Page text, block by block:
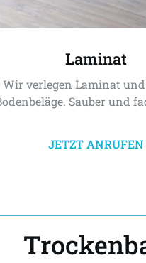
Laminat
Wir verlegen Laminat
Sauber und
JETZT ANRUFEN